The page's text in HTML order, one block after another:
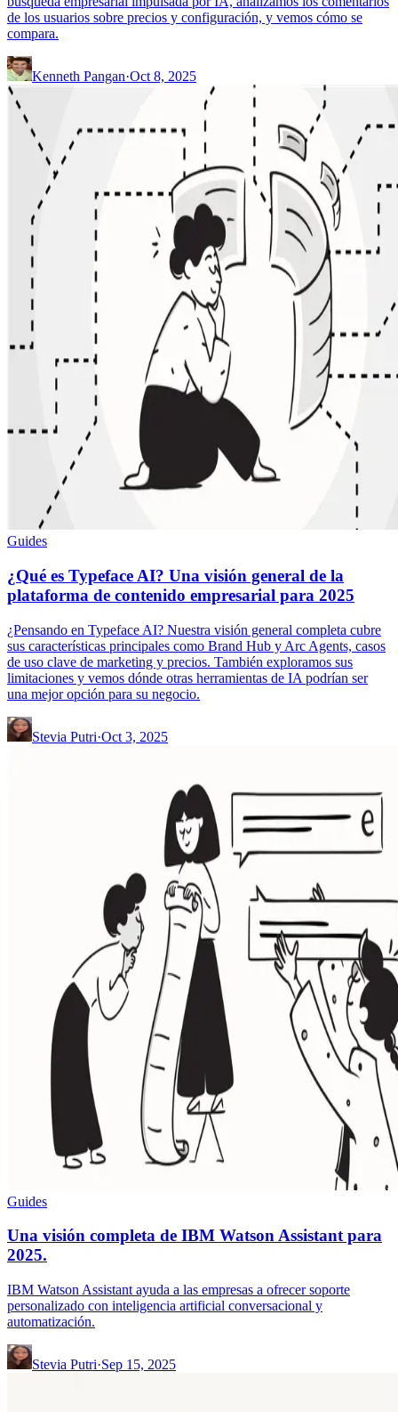
de los usuarios sobre precios y configuración, y vemos cómo se
compara.
Kenneth Pangan·Oct 8, 2025
Guides
¿Qué es Typeface AI? Una visión general de la
plataforma de contenido empresarial para 2025
¿Pensando en Typeface AI? Nuestra visión general completa cubre
sus características principales como Brand Hub y Arc Agents, casos
de uso clave de marketing y precios. También exploramos sus
limitaciones y vemos dónde otras herramientas de IA podrían ser
una mejor opción para su negocio.
Stevia Putri·Oct 3, 2025
Guides
Una visión completa de IBM Watson Assistant para
2025.
IBM Watson Assistant ayuda a las empresas a ofrecer soporte
personalizado con inteligencia artificial conversacional y
automatización.
Stevia Putri·Sep 15, 2025